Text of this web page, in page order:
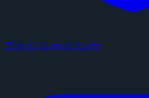
プライバシーポリシー